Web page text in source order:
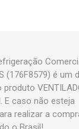
(176F8579) é um
E caso não esteja
realizar a